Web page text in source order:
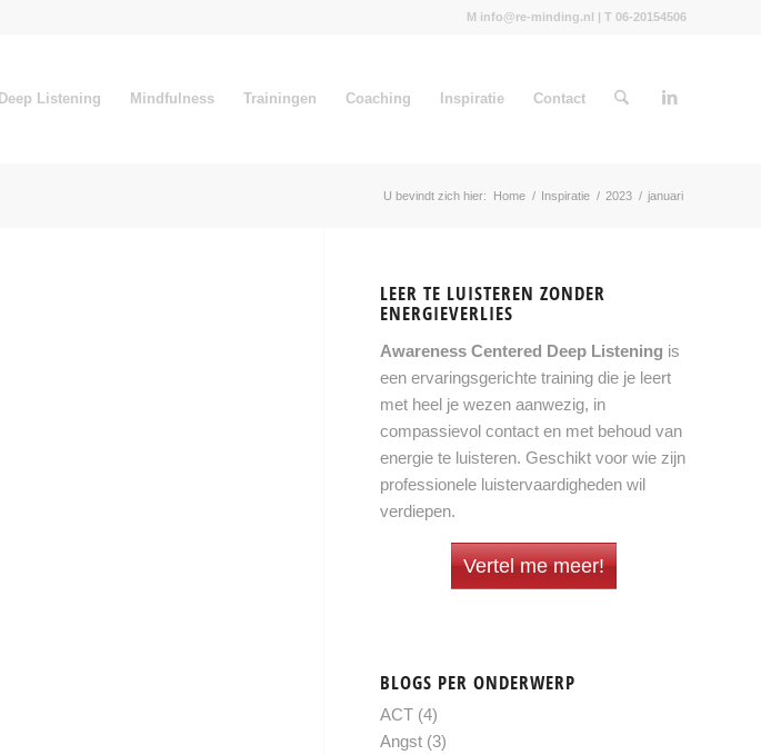
M info@re-minding.nl | T 06-20154506
Deep Listening Mindfulness Trainingen Coaching Inspiratie Contact
U bevindt zich hier: Home / Inspiratie / 2023 / januari
LEER TE LUISTEREN ZONDER
ENERGIEVERLIES
Awareness Centered Deep Listening is
een ervaringsgerichte training die je leert
met heel je wezen aanwezig, in
compassievol contact en met behoud van
energie te luisteren. Geschikt voor wie zijn
professionele luistervaardigheden wil
verdiepen.
Vertel me meer!
BLOGS PER ONDERWERP
ACT (4)
Angst (3)